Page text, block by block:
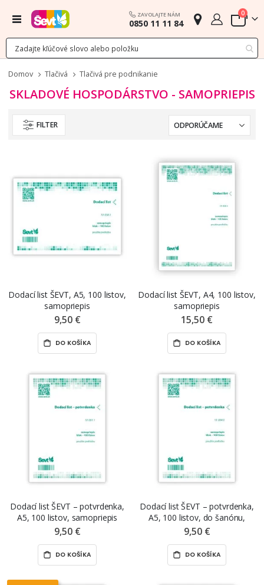
Menu ZAVOLAJTE NÁM
0850 11 11 84 Cart
0
Domov Tlačivá Tlačivá pre podnikanie
SKLADOVÉ HOSPODÁRSTVO - SAMOPRIEPIS
FILTER
Dodací list ŠEVT, A5, 100 listov,
samopriepis
9,50 €
DO KOŠÍKA
Dodací list ŠEVT, A4, 100 listov,
samopriepis
15,50 €
DO KOŠÍKA
Dodací list ŠEVT – potvrdenka,
A5, 100 listov, samopriepis
9,50 €
DO KOŠÍKA
Dodací list ŠEVT – potvrdenka,
A5, 100 listov, do šanónu,
samopriepis
9,50 €
DO KOŠÍKA